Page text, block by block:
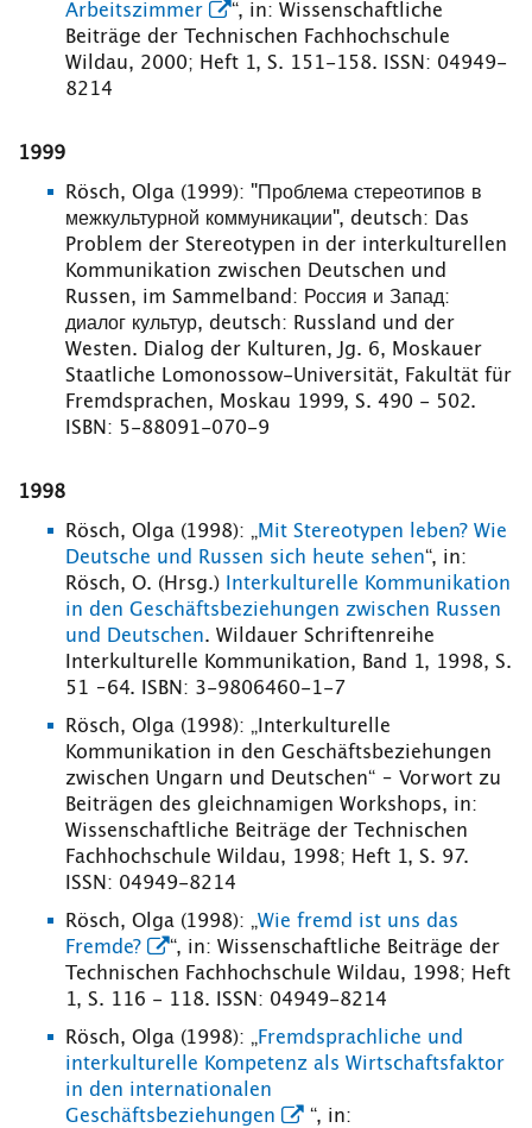
Arbeitszimmer
“, in: Wissenschaftliche
Beiträge der Technischen Fachhochschule
Wildau, 2000; Heft 1, S. 151-158. ISSN: 04949-
8214
1999
Rösch, Olga (1999): "Проблема стереотипов в
межкультурной коммуникации", deutsch: Das
Problem der Stereotypen in der interkulturellen
Kommunikation zwischen Deutschen und
Russen, im Sammelband: Россия и Запад:
диалог культур, deutsch: Russland und der
Westen. Dialog der Kulturen, Jg. 6, Moskauer
Staatliche Lomonossow-Universität, Fakultät für
Fremdsprachen, Moskau 1999, S. 490 - 502.
ISBN: 5-88091-070-9
1998
Rösch, Olga (1998): „Mit Stereotypen leben? Wie
Deutsche und Russen sich heute sehen“, in:
Rösch, O. (Hrsg.)
Interkulturelle Kommunikation
in den Geschäftsbeziehungen zwischen Russen
und Deutschen. Wildauer Schriftenreihe
Interkulturelle Kommunikation, Band 1, 1998, S.
51 –64. ISBN: 3-9806460-1-7
Rösch, Olga (1998): „Interkulturelle
Kommunikation in den Geschäftsbeziehungen
zwischen Ungarn und Deutschen“ – Vorwort zu
Beiträgen des gleichnamigen Workshops, in:
Wissenschaftliche Beiträge der Technischen
Fachhochschule Wildau, 1998; Heft 1, S. 97.
ISSN: 04949-8214
Rösch, Olga (1998): „Wie fremd ist uns das
Fremde?
“, in: Wissenschaftliche Beiträge der
Technischen Fachhochschule Wildau, 1998; Heft
1, S. 116 - 118. ISSN: 04949-8214
Rösch, Olga (1998): „Fremdsprachliche und
interkulturelle Kompetenz als Wirtschaftsfaktor
in den internationalen
Geschäftsbeziehungen
“, in: